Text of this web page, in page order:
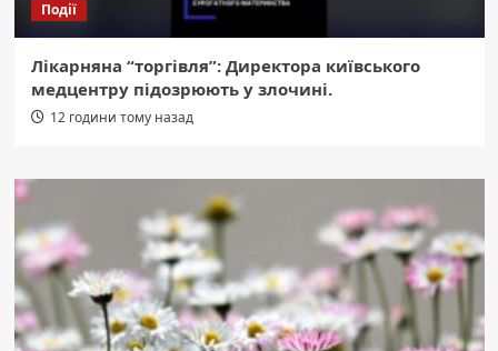
Події
Лікарняна “торгівля”: Директора київського
медцентру підозрюють у злочині.
12 години тому назад